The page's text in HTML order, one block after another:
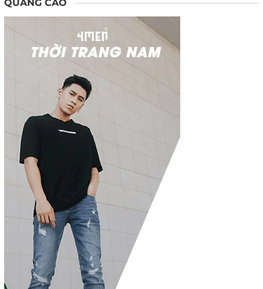
QUẢNG CÁO